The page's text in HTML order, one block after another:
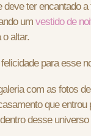
deve ter encantado
um vestido de
altar.
para esse
com as fotos
que
desse